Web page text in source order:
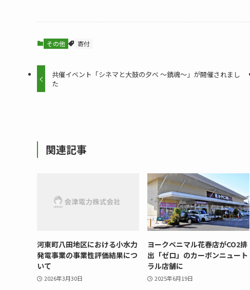
その他 寄付
共催イベント「シネマと大鼓の夕べ ～鎮魂～」が開催されまし
た
関連記事
河東町八田地区における小水力
発電事業の事業性評価結果につ
いて
2026年3月30日
ヨークベニマル花春店がCO2排
出「ゼロ」のカーボンニュート
ラル店舗に
2025年6月19日